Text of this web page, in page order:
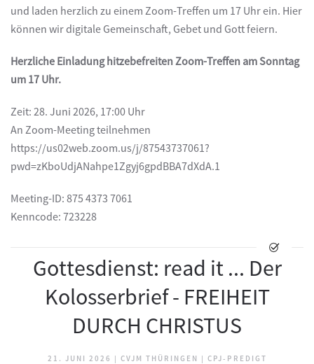
und laden herzlich zu einem Zoom-Treffen um 17 Uhr ein. Hier
können wir digitale Gemeinschaft, Gebet und Gott feiern.
Herzliche Einladung hitzebefreiten Zoom-Treffen am Sonntag
um 17 Uhr.
Zeit: 28. Juni 2026, 17:00 Uhr
An Zoom-Meeting teilnehmen
https://us02web.zoom.us/j/87543737061?
pwd=zKboUdjANahpe1Zgyj6gpdBBA7dXdA.1
Meeting-ID: 875 4373 7061
Kenncode: 723228
Gottesdienst: read it ... Der
Kolosserbrief - FREIHEIT
DURCH CHRISTUS
21. JUNI 2026 | CVJM THÜRINGEN | CPJ-PREDIGT